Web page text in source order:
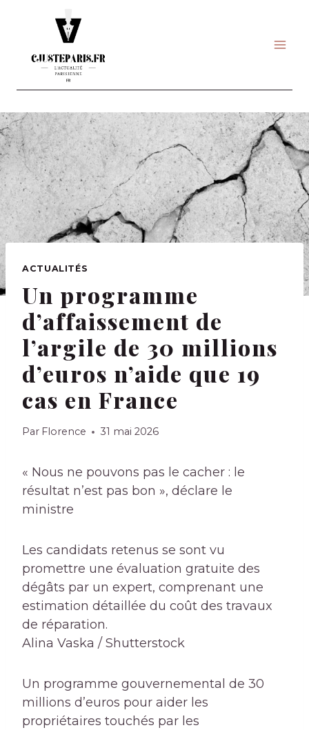
ACTUALITÉS
Un programme
d’affaissement de
l’argile de 30 millions
d’euros n’aide que 19
cas en France
Par Florence 31 mai 2026
« Nous ne pouvons pas le cacher : le
résultat n’est pas bon », déclare le
ministre
Les candidats retenus se sont vu
promettre une évaluation gratuite des
dégâts par un expert, comprenant une
estimation détaillée du coût des travaux
de réparation.
Alina Vaska / Shutterstock
Un programme gouvernemental de 30
millions d’euros pour aider les
propriétaires touchés par les